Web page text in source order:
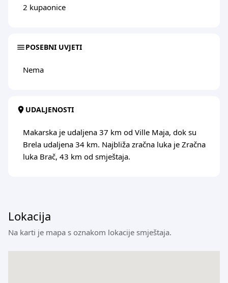
2 kupaonice
POSEBNI UVJETI
Nema
UDALJENOSTI
Makarska je udaljena 37 km od Ville Maja, dok su
Brela udaljena 34 km. Najbliža zračna luka je Zračna
luka Brač, 43 km od smještaja.
Lokacija
Na karti je mapa s oznakom lokacije smještaja.